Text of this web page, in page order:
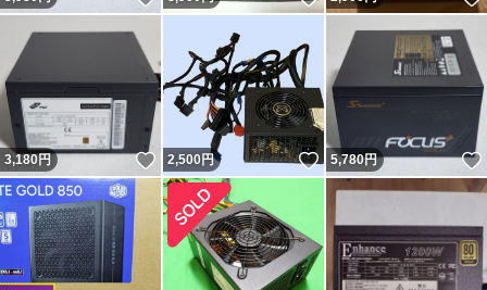
3,180円 いいね！
2,500円 いいね！
5,780円